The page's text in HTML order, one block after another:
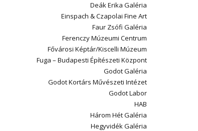
Deák Erika Galéria
Einspach & Czapolai Fine Art
Faur Zsófi Galéria
Ferenczy Múzeumi Centrum
Fővárosi Képtár/Kiscelli Múzeum
Fuga – Budapesti Építészeti Központ
Godot Galéria
Godot Kortárs Művészeti Intézet
Godot Labor
HAB
Három Hét Galéria
Hegyvidék Galéria